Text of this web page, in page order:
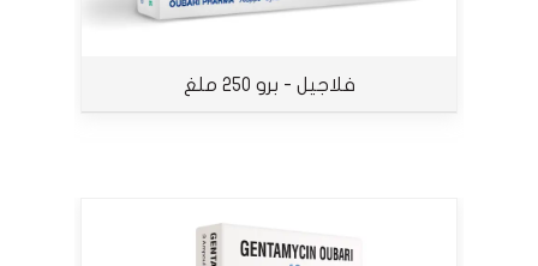
فلاجيل - برو 250 ملغ